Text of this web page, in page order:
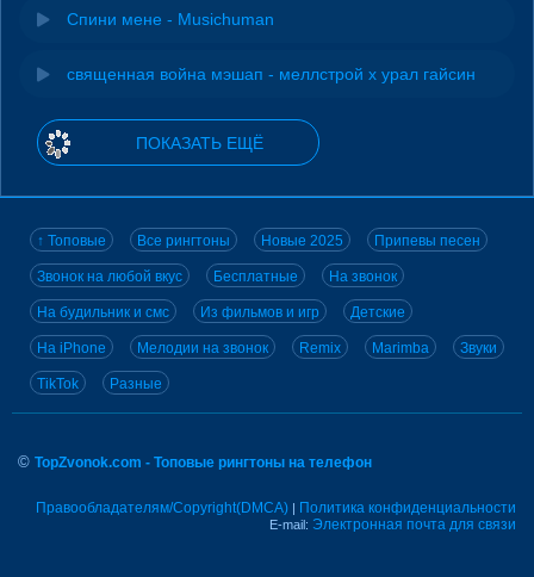
Спини мене - Musichuman
священная война мэшап - меллстрой х урал гайсин
ПОКАЗАТЬ ЕЩЁ
↑ Топовые Все рингтоны Новые 2025 Припевы песен
Звонок на любой вкус Бесплатные На звонок
На будильник и смс Из фильмов и игр Детские
На iPhone Мелодии на звонок Remix Marimba Звуки
TikTok Разные
© TopZvonok.com - Топовые рингтоны на телефон
Правообладателям/Copyright(DMCA) | Политика конфиденциальности
E-mail: Электронная почта для связи